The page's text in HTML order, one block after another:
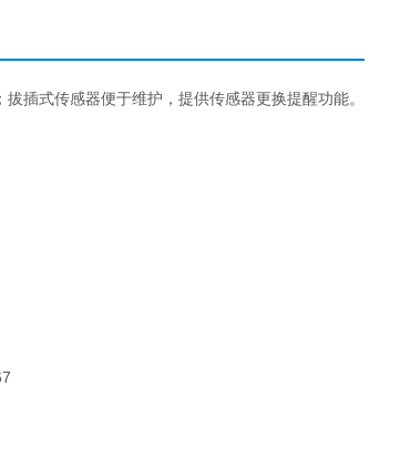
插式传感器便于维护，提供传感器更换提醒功能。